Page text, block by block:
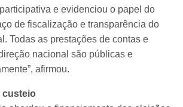
e evidenciou o papel do
de fiscalização e transparência do
Todas as prestações de contas e
nacional são públicas e
afirmou.
custeio